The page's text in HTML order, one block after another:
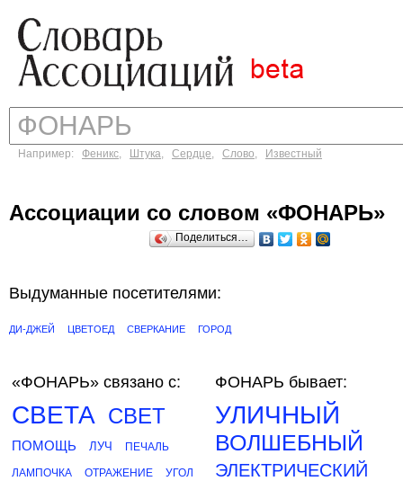
Например: Феникс, Штука, Сердце, Слово, Известный
Ассоциации со словом «ФОНАРЬ»
Поделиться…
Выдуманные посетителями:
ДИ-ДЖЕЙ ЦВЕТОЕД СВЕРКАНИЕ ГОРОД
«ФОНАРЬ» связано с:
СВЕТА СВЕТ
ПОМОЩЬ ЛУЧ ПЕЧАЛЬ
ЛАМПОЧКА ОТРАЖЕНИЕ УГОЛ
ФОНАРЬ бывает:
УЛИЧНЫЙ
ВОЛШЕБНЫЙ
ЭЛЕКТРИЧЕСКИЙ